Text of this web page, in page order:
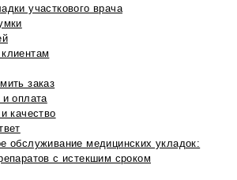
участкового врача
заказ
и оплата
качество
обслуживание медицинских укладок:
с истекшим сроком